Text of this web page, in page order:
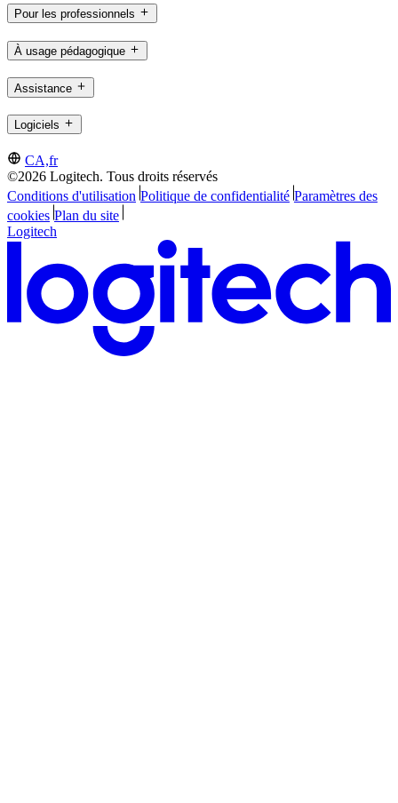
Pour les professionnels
À usage pédagogique
Assistance
Logiciels
CA,fr
©2026 Logitech. Tous droits réservés
Conditions d'utilisation Politique de confidentialité Paramètres des
cookies Plan du site
Logitech